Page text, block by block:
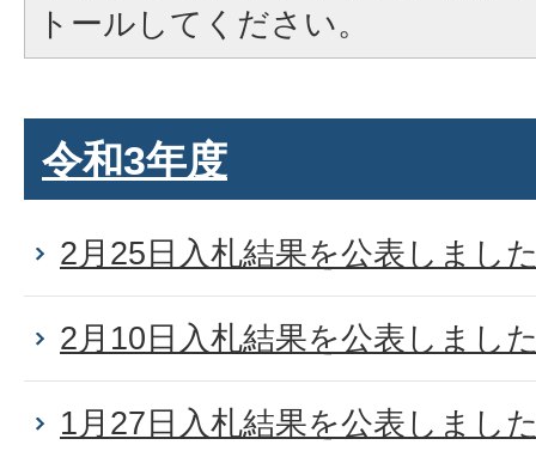
トールしてください。
令和3年度
2月25日入札結果を公表しまし
2月10日入札結果を公表しまし
1月27日入札結果を公表しまし